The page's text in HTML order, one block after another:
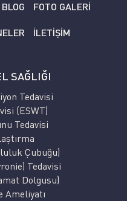
BLOG FOTO GALERİ
İLETİŞİM
SAĞLIĞI
Tedavisi
(ESWT)
Tedavisi
Çubuğu)
Tedavisi
Dolgusu)
Ameliyatı